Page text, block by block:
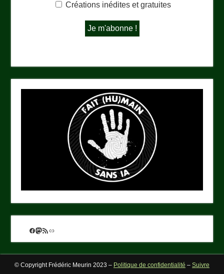
Créations inédites et gratuites
Facebook
Mastodon
Flux RSS
Lien
© Copyright Frédéric Meurin 2023 – Politique de confidentialité – Suivre